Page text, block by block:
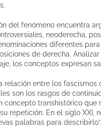
del fenómeno encuentra
neoderecha,
diferentes
de derecha.
los conceptos expresan
relación entre los
son los rasgos de
concepto transhistórico
repetición. En el siglo
palabras para describirlo”.